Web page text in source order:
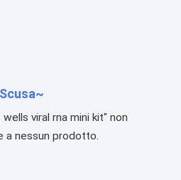
Scusa~
viral rna mini kit" non
a nessun prodotto.